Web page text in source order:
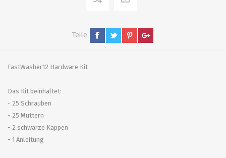
Teile
FastWasher12 Hardware Kit
Das Kit beinhaltet:
- 25 Schrauben
- 25 Muttern
- 2 schwarze Kappen
- 1 Anleitung